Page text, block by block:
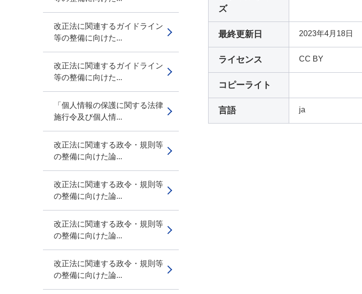
改正法に関連するガイドライン
等の整備に向けた...
改正法に関連するガイドライン
等の整備に向けた...
「個人情報の保護に関する法律
施行令及び個人情...
改正法に関連する政令・規則等
の整備に向けた論...
改正法に関連する政令・規則等
の整備に向けた論...
改正法に関連する政令・規則等
の整備に向けた論...
改正法に関連する政令・規則等
の整備に向けた論...
ズ
最終更新日 2023年4月18日
ライセンス CC BY
コピーライト
言語 ja